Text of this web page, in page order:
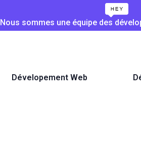
Nous sommes une équipe des
Dévelopement Web